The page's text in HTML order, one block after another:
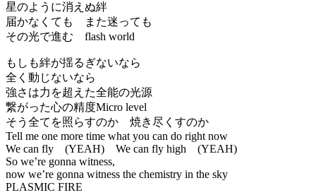
星のように消えぬ絆
届かなくても また迷っても
その光で進む flash world
もしも絆が揺るぎないなら
全く動じないなら
強さは力を超えた全能の光源
繋がった心の精度Micro level
そう全てを照らすのか 焼き尽くすのか
Tell me one more time what you can do right now
We can fly (YEAH) We can fly high (YEAH)
So we’re gonna witness,
now we’re gonna witness the chemistry in the sky
PLASMIC FIRE